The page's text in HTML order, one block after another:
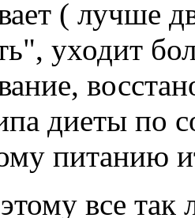
( лучше
уходит
диеты по
питанию
все так